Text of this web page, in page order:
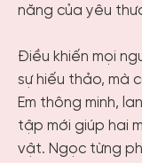
năng của yêu
Điều khiến mọi
sự hiếu thảo, mà
Em thông minh,
tập mới giúp hai
vật. Ngọc từng